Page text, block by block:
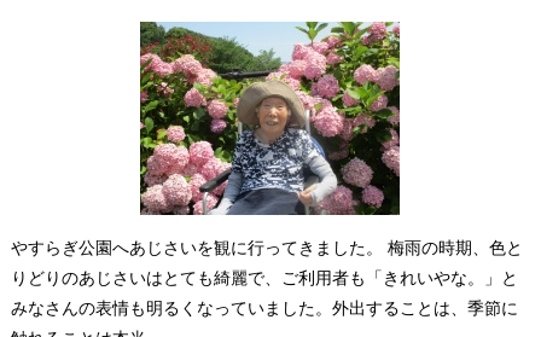
やすらぎ公園へあじさいを観に行ってきました。 梅雨の時期、色と
りどりのあじさいはとても綺麗で、ご利用者も「きれいやな。」と
みなさんの表情も明るくなっていました。外出することは、季節に